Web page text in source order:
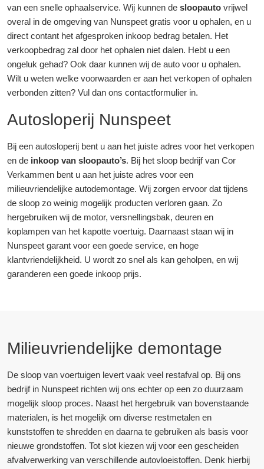
van een snelle ophaalservice. Wij kunnen de sloopauto vrijwel
overal in de omgeving van Nunspeet gratis voor u ophalen, en u
direct contant het afgesproken inkoop bedrag betalen. Het
verkoopbedrag zal door het ophalen niet dalen. Hebt u een
ongeluk gehad? Ook daar kunnen wij de auto voor u ophalen.
Wilt u weten welke voorwaarden er aan het verkopen of ophalen
verbonden zitten? Vul dan ons contactformulier in.
Autosloperij Nunspeet
Bij een autosloperij bent u aan het juiste adres voor het verkopen
en de inkoop van sloopauto’s. Bij het sloop bedrijf van Cor
Verkammen bent u aan het juiste adres voor een
milieuvriendelijke autodemontage. Wij zorgen ervoor dat tijdens
de sloop zo weinig mogelijk producten verloren gaan. Zo
hergebruiken wij de motor, versnellingsbak, deuren en
koplampen van het kapotte voertuig. Daarnaast staan wij in
Nunspeet garant voor een goede service, en hoge
klantvriendelijkheid. U wordt zo snel als kan geholpen, en wij
garanderen een goede inkoop prijs.
Milieuvriendelijke demontage
De sloop van voertuigen levert vaak veel restafval op. Bij ons
bedrijf in Nunspeet richten wij ons echter op een zo duurzaam
mogelijk sloop proces. Naast het hergebruik van bovenstaande
materialen, is het mogelijk om diverse restmetalen en
kunststoffen te shredden en daarna te gebruiken als basis voor
nieuwe grondstoffen. Tot slot kiezen wij voor een gescheiden
afvalverwerking van verschillende autovloeistoffen. Denk hierbij